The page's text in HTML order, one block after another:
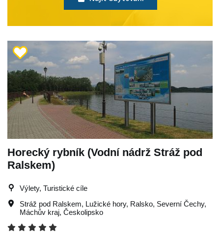
Horecký rybník (Vodní nádrž Stráž pod
Ralskem)
Výlety, Turistické cíle
Stráž pod Ralskem, Lužické hory, Ralsko, Severní Čechy,
Máchův kraj, Českolipsko